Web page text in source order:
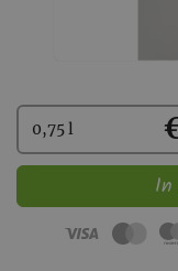
Kaufen
Wählen
Sie
Menge
0,75 l
In